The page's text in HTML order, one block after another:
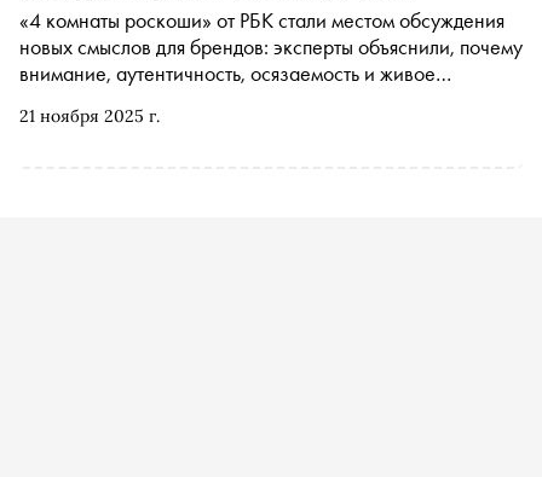
21 ноября 2025 г.
«4 комнаты роскоши» от РБК стали местом обсуждения
новых смыслов для брендов: эксперты объяснили, почему
внимание, аутентичность, осязаемость и живое
роскоши